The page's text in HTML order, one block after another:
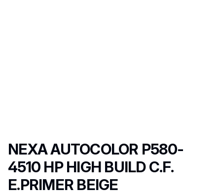
Productnaam
NEXA AUTOCOLOR P580-
4510 HP HIGH BUILD C.F.
E.PRIMER BEIGE